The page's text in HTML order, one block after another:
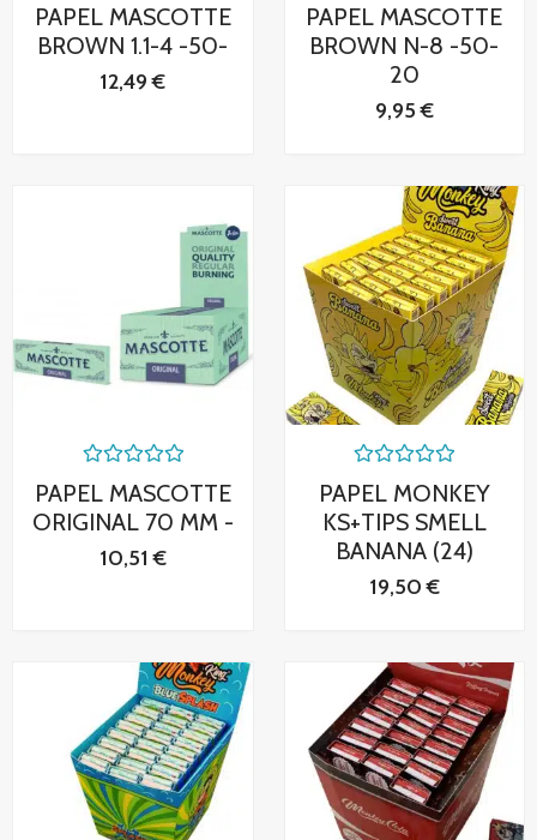
con
0
de
PAPEL MASCOTTE
BROWN 1.1-4 -50-
12,49€
con
0
de
PAPEL MASCOTTE
BROWN N-8 -50-
20
9,95€
con
0
de
PAPEL MASCOTTE
ORIGINAL 70 MM -
10,51€
con
0
de
5
PAPEL MONKEY
KS+TIPS SMELL
BANANA (24)
19,50€